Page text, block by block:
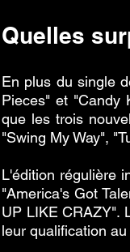
Quelles
En plus du single
Pieces" et "Candy
que les trois
"Swing My Way",
L'édition régulière
"America's Got
UP LIKE CRAZY".
leur qualification